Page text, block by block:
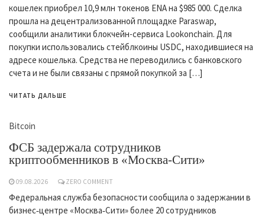
кошелек приобрел 10,9 млн токенов ENA на $985 000. Сделка
прошла на децентрализованной площадке Paraswap,
сообщили аналитики блокчейн-сервиса Lookonchain. Для
покупки использовались стейблкоины USDC, находившиеся на
адресе кошелька. Средства не переводились с банковского
счета и не были связаны с прямой покупкой за […]
ЧИТАТЬ ДАЛЬШЕ
Bitcoin
ФСБ задержала сотрудников
криптообменников в «Москва-Сити»
09.08.2026 ZERO COMMENT
Федеральная служба безопасности сообщила о задержании в
бизнес‑центре «Москва‑Сити» более 20 сотрудников